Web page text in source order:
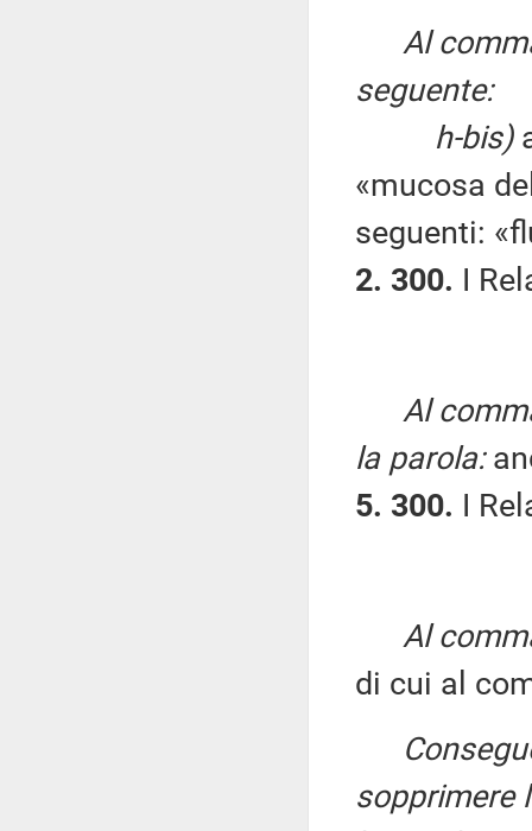
Al
seguente:
h-bis)
«mucosa
seguenti:
2. 300. I
Al
la parola:
5. 300. I
Al
di cui al
sopprimere